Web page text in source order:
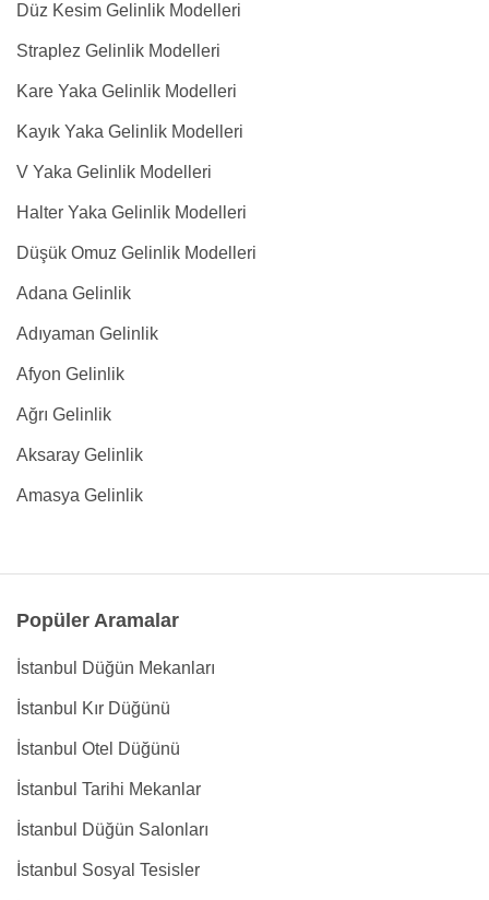
Düz Kesim Gelinlik Modelleri
Straplez Gelinlik Modelleri
Kare Yaka Gelinlik Modelleri
Kayık Yaka Gelinlik Modelleri
V Yaka Gelinlik Modelleri
Halter Yaka Gelinlik Modelleri
Düşük Omuz Gelinlik Modelleri
Adana Gelinlik
Adıyaman Gelinlik
Afyon Gelinlik
Ağrı Gelinlik
Aksaray Gelinlik
Amasya Gelinlik
Popüler Aramalar
İstanbul Düğün Mekanları
İstanbul Kır Düğünü
İstanbul Otel Düğünü
İstanbul Tarihi Mekanlar
İstanbul Düğün Salonları
İstanbul Sosyal Tesisler